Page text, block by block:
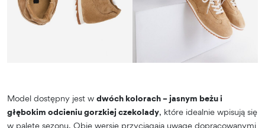
Model dostępny jest w dwóch kolorach – jasnym beżu i
głębokim odcieniu gorzkiej czekolady, które idealnie wpisują się
w paletę sezonu. Obie wersje przyciągają uwagę dopracowanymi